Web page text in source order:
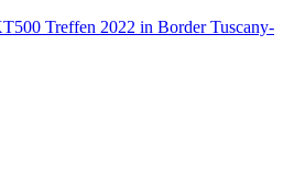
Treffen 2022 in Border Tuscany-